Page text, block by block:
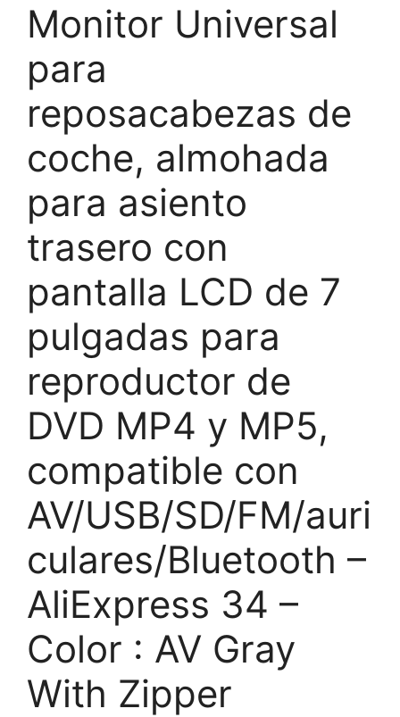
Monitor Universal
para
reposacabezas de
coche, almohada
para asiento
trasero con
pantalla LCD de 7
pulgadas para
reproductor de
DVD MP4 y MP5,
compatible con
AV/USB/SD/FM/auri
culares/Bluetooth –
AliExpress 34 –
Color : AV Gray
With Zipper